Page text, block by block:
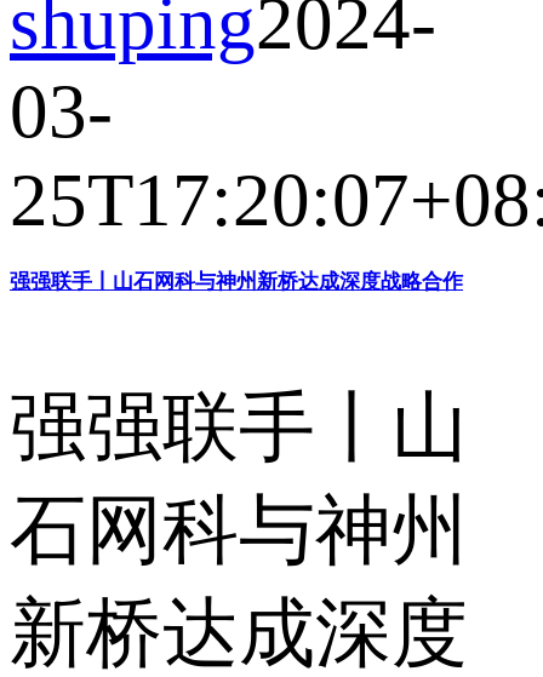
shuping2024-
03-
强强联手丨山石网科与神州新桥达成深度战略合作
强强联手丨山
石网科与神州
新桥达成深度